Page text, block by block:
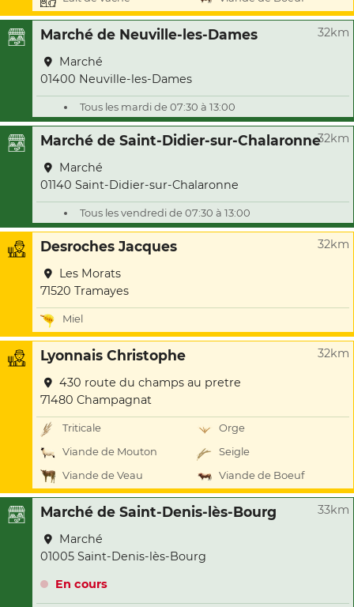
Marché de Neuville-les-Dames 32km
Marché
01400 Neuville-les-Dames
Tous les mardi de 07:30 à 13:00
Marché de Saint-Didier-sur-Chalaronne32km
Marché
01140 Saint-Didier-sur-Chalaronne
Tous les vendredi de 07:30 à 13:00
Desroches Jacques 32km
Les Morats
71520 Tramayes
Miel
Lyonnais Christophe 32km
430 route du champs au pretre
71480 Champagnat
Triticale
Orge
Viande de Mouton
Seigle
Viande de Veau
Viande de Boeuf
Marché de Saint-Denis-lès-Bourg 33km
Marché
01005 Saint-Denis-lès-Bourg
En cours